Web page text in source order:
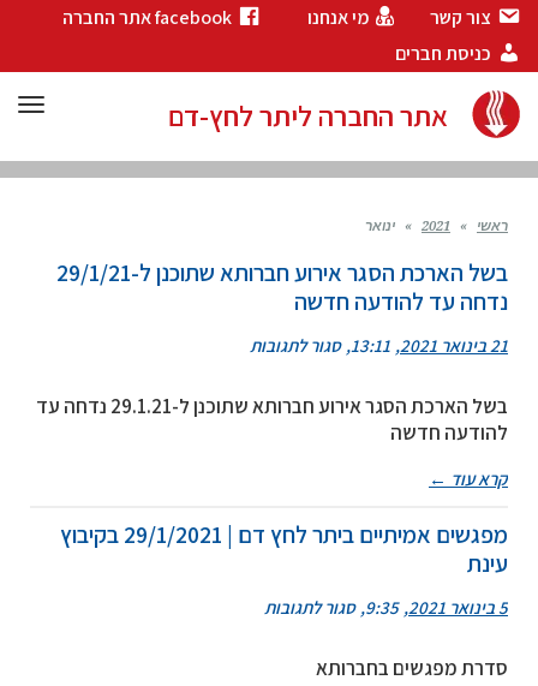
צור קשר
מי אנחנו
כניסת חברים
facebook אתר החברה
אתר החברה ליתר לחץ-דם
ראשי »
2021
» ינואר
בשל הארכת הסגר אירוע חברותא שתוכנן ל-29/1/21
נדחה עד להודעה חדשה
21 בינואר 2021 13:11 סגור לתגובות
הסגר
עד
בשל הארכת הסגר אירוע חברותא שתוכנן ל-29.1.21 נדחה עד
להודעה חדשה
קרא עוד ←
מפגשים אמיתיים ביתר לחץ דם | 29/1/2021 בקיבוץ
עינת
5 בינואר 2021 9:35 סגור לתגובות
סדרת מפגשים בחברותא